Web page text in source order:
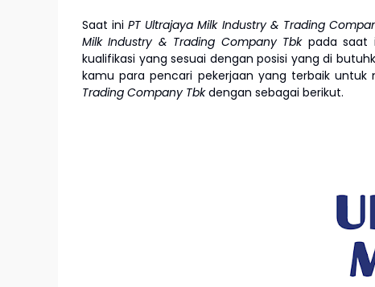
Saat iniPT Ultrajaya Milk Industry & Trading
Milk Industry & Trading Company Tbk pada saat
kualifikasi yang sesuai dengan posisi yang di
kamu para pencari pekerjaan yang terbaik
Trading Company Tbkdengan sebagai berikut.